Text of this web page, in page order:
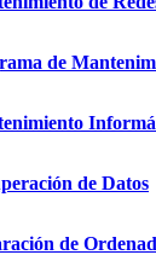
to your cart.
de
de Datos
de
gran tamaño